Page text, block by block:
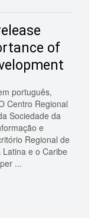
of
português,
Centro Regional
Sociedade da
e
Regional de
e o Caribe
...